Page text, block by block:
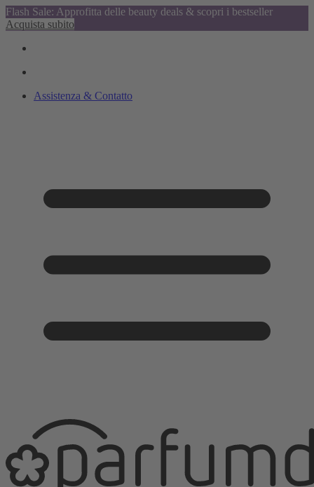
Flash Sale: Approfitta delle beauty deals & scopri i bestseller
Acquista subito
Assistenza & Contatto